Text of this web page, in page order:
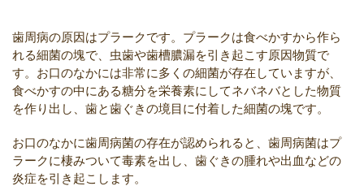
歯周病の原因はプラークです。プラークは食べかすから作ら
れる細菌の塊で、虫歯や歯槽膿漏を引き起こす原因物質で
す。お口のなかには非常に多くの細菌が存在していますが、
食べかすの中にある糖分を栄養素にしてネバネバとした物質
を作り出し、歯と歯ぐきの境目に付着した細菌の塊です。
お口のなかに歯周病菌の存在が認められると、歯周病菌はプ
ラークに棲みついて毒素を出し、歯ぐきの腫れや出血などの
炎症を引き起こします。